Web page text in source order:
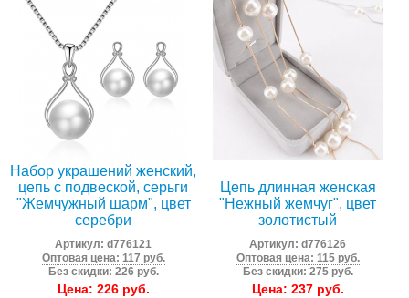
Набор украшений женский,
цепь с подвеской, серьги
"Жемчужный шарм", цвет
серебри
Артикул:d776121
Оптовая цена: 117 руб.
Без скидки: 226 руб.
Цена: 226руб.
Цепь длинная женская
"Нежный жемчуг", цвет
золотистый
Артикул:d776126
Оптовая цена: 115 руб.
Без скидки: 275 руб.
Цена: 237руб.